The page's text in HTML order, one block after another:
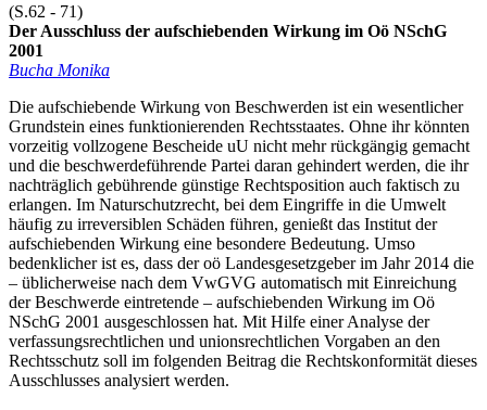
(S.62 - 71)
Der Ausschluss der aufschiebenden Wirkung im Oö NSchG
2001
Bucha Monika
Die aufschiebende Wirkung von Beschwerden ist ein wesentlicher
Grundstein eines funktionierenden Rechtsstaates. Ohne ihr könnten
vorzeitig vollzogene Bescheide uU nicht mehr rückgängig gemacht
und die beschwerdeführende Partei daran gehindert werden, die ihr
nachträglich gebührende günstige Rechtsposition auch faktisch zu
erlangen. Im Naturschutzrecht, bei dem Eingriffe in die Umwelt
häufig zu irreversiblen Schäden führen, genießt das Institut der
aufschiebenden Wirkung eine besondere Bedeutung. Umso
bedenklicher ist es, dass der oö Landesgesetzgeber im Jahr 2014 die
– üblicherweise nach dem VwGVG automatisch mit Einreichung
der Beschwerde eintretende – aufschiebenden Wirkung im Oö
NSchG 2001 ausgeschlossen hat. Mit Hilfe einer Analyse der
verfassungsrechtlichen und unionsrechtlichen Vorgaben an den
Rechtsschutz soll im folgenden Beitrag die Rechtskonformität dieses
Ausschlusses analysiert werden.